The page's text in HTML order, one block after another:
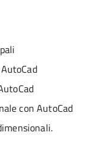
con AutoCad